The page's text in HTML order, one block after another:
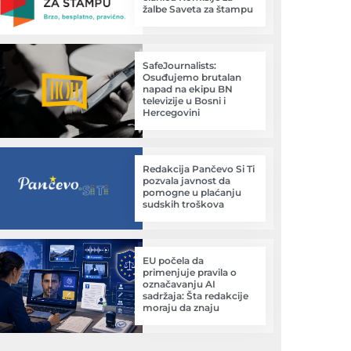
žalbe Saveta za štampu
SafeJournalists:
Osuđujemo brutalan
napad na ekipu BN
televizije u Bosni i
Hercegovini
Redakcija Pančevo Si Ti
pozvala javnost da
pomogne u plaćanju
sudskih troškova
EU počela da
primenjuje pravila o
označavanju AI
sadržaja: Šta redakcije
moraju da znaju